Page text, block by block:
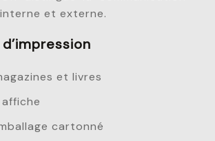
et externe.
et livres
cartonné